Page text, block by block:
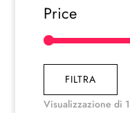
Price
FILTRA
Visualizzazione di